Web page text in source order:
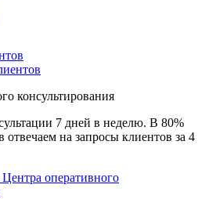
консультирования
7 дней в неделю. В 80%
отвечаем на запросы клиентов за 4
оперативного